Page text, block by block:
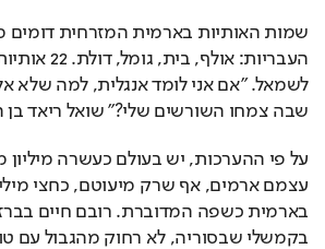
שבה צמחו השורשים שלי?" שואל ריאד בן ה־18.